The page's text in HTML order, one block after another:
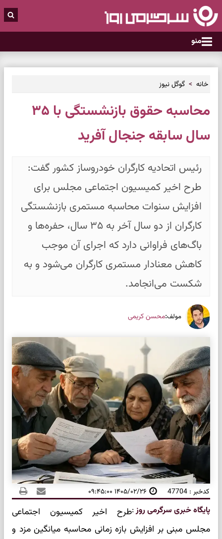
منو
خانه گوگل نیوز
محاسبه حقوق بازنشستگی با ۳۵
سال سابقه جنجال آفرید
رئیس اتحادیه کارگران خودروساز کشور گفت:
طرح اخیر کمیسیون اجتماعی مجلس برای
افزایش سنوات محاسبه مستمری بازنشستگی
کارگران از دو سال آخر به ۳۵ سال، حفره‌ها و
باگ‌های فراوانی دارد که اجرای آن موجب
کاهش معنادار مستمری کارگران می‌شود و به
شکست می‌انجامد.
مولف:محسن کریمی
کدخبر : 47704 ۱۴۰۵/۰۲/۲۶ ۰۹:۴۵:۰۰
پایگاه خبری سرگرمی روز:طرح اخیر کمیسیون اجتماعی
مجلس مبنی بر افزایش بازه زمانی محاسبه میانگین مزد و